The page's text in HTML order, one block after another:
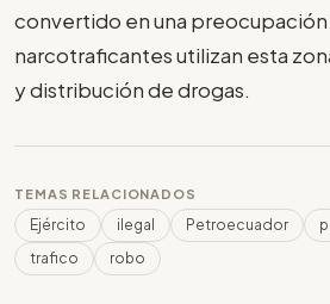
convertido en una preocupación
narcotraficantes utilizan esta
y distribución de drogas.
TEMAS RELACIONADOS
Ejército ilegal Petroecuador
trafico
robo